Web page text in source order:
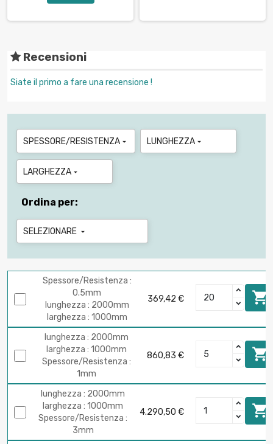
Recensioni
Siate il primo a fare una recensione !
SPESSORE/RESISTENZA  LUNGHEZZA 
LARGHEZZA 
Ordina per:
SELEZIONARE 
Spessore/Resistenza :
0.5mm
lunghezza : 2000mm
larghezza : 1000mm
369,42 € 
lunghezza : 2000mm
larghezza : 1000mm
Spessore/Resistenza :
1mm
860,83 € 
lunghezza : 2000mm
larghezza : 1000mm
Spessore/Resistenza :
3mm
4.290,50 € 